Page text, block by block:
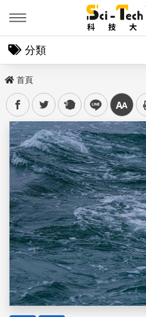
分類
首頁
facebooktwitter plurk line 中